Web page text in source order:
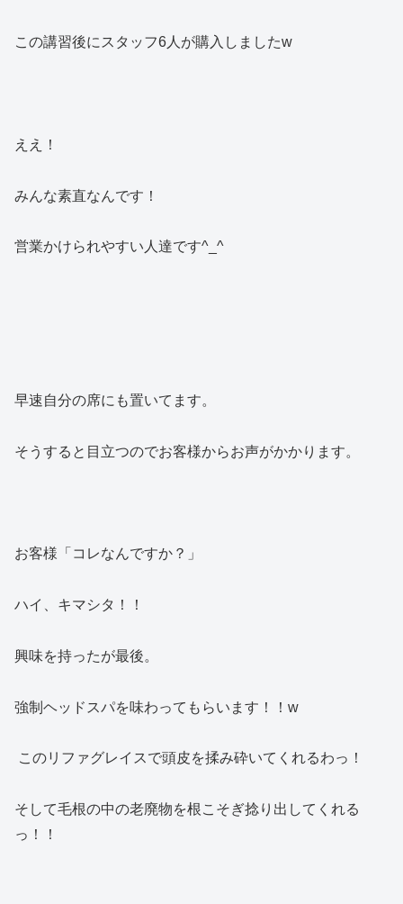
この講習後にスタッフ6人が購入しましたw
ええ！
みんな素直なんです！
営業かけられやすい人達です^_^
早速自分の席にも置いてます。
そうすると目立つのでお客様からお声がかかります。
お客様「コレなんですか？」
ハイ、キマシタ！！
興味を持ったが最後。
強制ヘッドスパを味わってもらいます！！w
このリファグレイスで頭皮を揉み砕いてくれるわっ！
そして毛根の中の老廃物を根こそぎ捻り出してくれる
っ！！